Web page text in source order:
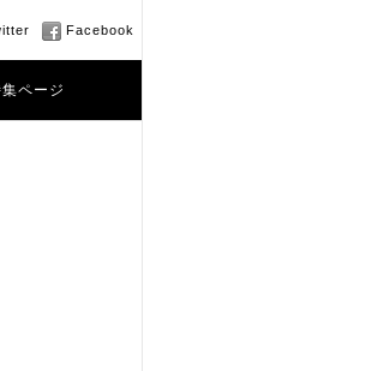
Facebook
ページ